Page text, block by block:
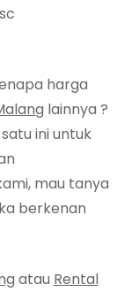
harga
lainnya ?
ini untuk
mau tanya
berkenan
atau Rental